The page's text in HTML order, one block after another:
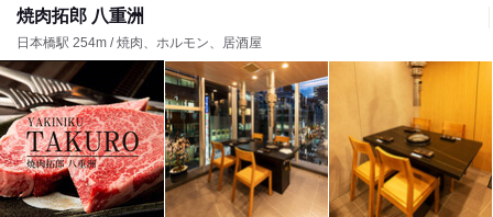
焼肉拓郎 八重洲
日本橋駅 254m / 焼肉、ホルモン、居酒屋